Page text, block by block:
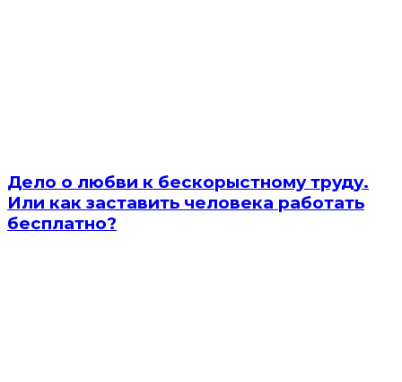
Дело о любви к бескорыстному труду.
Или как заставить человека работать
бесплатно?